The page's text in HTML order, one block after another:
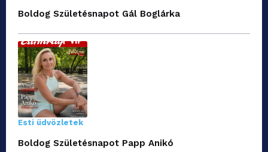
Boldog Születésnapot Gál Boglárka
Esti üdvözletek
Boldog Születésnapot Papp Anikó